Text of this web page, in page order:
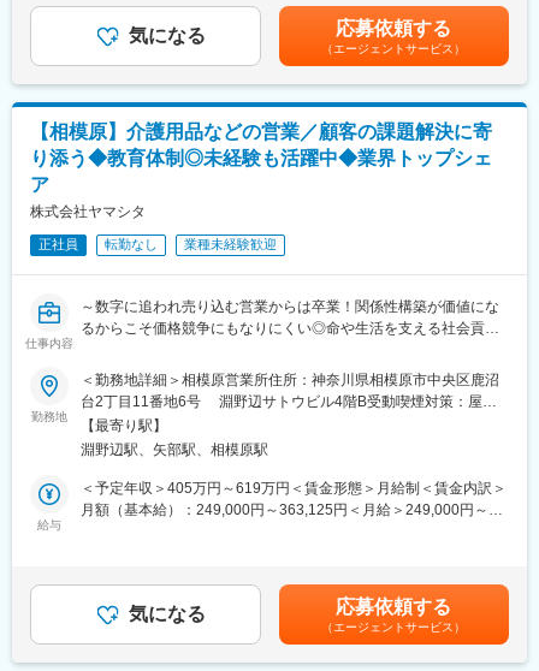
ご入社後、事業所間の異動や部門を超えた異動の可能性もござい
ます。
■勤務地
以下事業所のいずれかにて、選考を通じて勤務先を決定いたしま
す。
●atGPジョブトレ秋葉原
●atGPジョブトレ大手町
●atGPジョブトレ秋葉原第2
●atGPジョブトレIT・Web 渋谷
●atGPジョブトレIT・Web 秋葉原
●atGPジョブトレIT・Web浜松町
※ご希望があれば神奈川・埼玉・千葉での就業も可能です。
変更の範囲：会社の定める業務
・週1回のノー残業デー設定あり
・地域限定社員制度あり（給与に変動なし）
っております。
・主任500万円程度～／課長600万円程度～／部長700万円程度～
それぞれの役職へは最短3年程度で上がることができる環境となっ
(1) 担当地域のケアマネジャーへアプローチ
・日々の活動を通し、信頼を得ていくことでご紹介をいただきな
がら活動の幅を広げていきます。
※ケアマネジャーとは：
介護を受ける要介護者の心身の状況に応じ、適切な介護サービス
を利用できるよう相談に応じたり、市町村や事業所との連絡・調
整を行ったりする専門職です。
(2) 個人のお客様へのご提案（ケアマネジャーから紹介を受けた要
介護者の方）
・ 売って終わりではなく、定期的に訪問し使用状況等を確認
※ 17時頃には事務所へ帰社（基本19時頃には退社）します。
■フォロー体制：
選考を通じて上下する可能性があります。月給(月額)は固定手当を
含めた表記です。
気になる 応募依頼する
（エージェントサービス）
【相模原】介護用品などの営業／顧客の課題解決に寄
り添う◆教育体制◎未経験も活躍中◆業界トップシェ
ア
株式会社ヤマシタ
正社員 転勤なし 業種未経験歓迎
仕事内容
～数字に追われ売り込む営業からは卒業！関係性構築が価値にな
るからこそ価格競争にもなりにくい◎命や生活を支える社会貢献
◇自動車ディーラーや保険営業など、他業界からの入社が7割！充
実の研修制度
◇生成AIを活用し再現性の高い営業が可能！チーム制で働きやす
く、且つ質の高いサービスを提供
◇成果とプロセスが評価される明確な評価制度あり！最大年４回
の昇進・昇格制度により、スピード感をもったキャリア形成も可
能
＼逆算思考・行動が活きる／
難しく考えなくてOK！「月次目標の達成に向け、週次目標を立て
勤務地
＜勤務地詳細＞相模原営業所住所：神奈川県相模原市中央区鹿沼
台2丁目11番地6号 淵野辺サトウビル4階B受動喫煙対策：屋内
全面禁煙変更の範囲：会社の定める事業所（リモートワーク含
む）
【最寄り駅】
淵野辺駅、矢部駅、相模原駅
給与
＜予定年収＞405万円～619万円＜賃金形態＞月給制＜賃金内訳＞
月額（基本給）：249,000円～363,125円＜月給＞249,000円～
万（月給36万＋賞与＋諸手当）・所長：入社5年目760万（月給44
万＋賞与＋諸手当）賃金はあくまでも目安の金額であり、選考を
通じて上下する可能性があります。月給(月額)は固定手当を含めた
表記です。
気になる 応募依頼する
（エージェントサービス）